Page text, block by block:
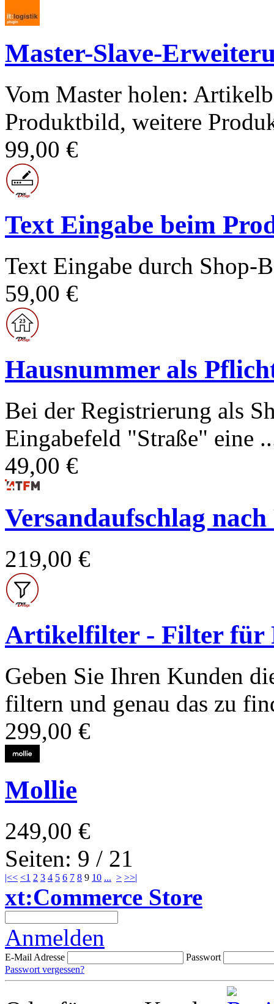
Master-Slave-
Vom Master holen:
Produktbild, weitere
99,00 €
Text Eingabe beim
Text Eingabe durch Shop-
59,00 €
Hausnummer als
Bei der Registrierung als
Eingabefeld "Straße" eine
49,00 €
Versandaufschlag
219,00 €
Artikelfilter - Filter für
Geben Sie Ihren Kunden
filtern und genau das zu
299,00 €
Mollie
249,00 €
Seiten: 9 / 21
|<< <1 2 3 4 5 6 7 8 9 10 ... > >>|
xt:Commerce Store
Anmelden
E-Mail Adresse
Passwort
Passwort vergessen?